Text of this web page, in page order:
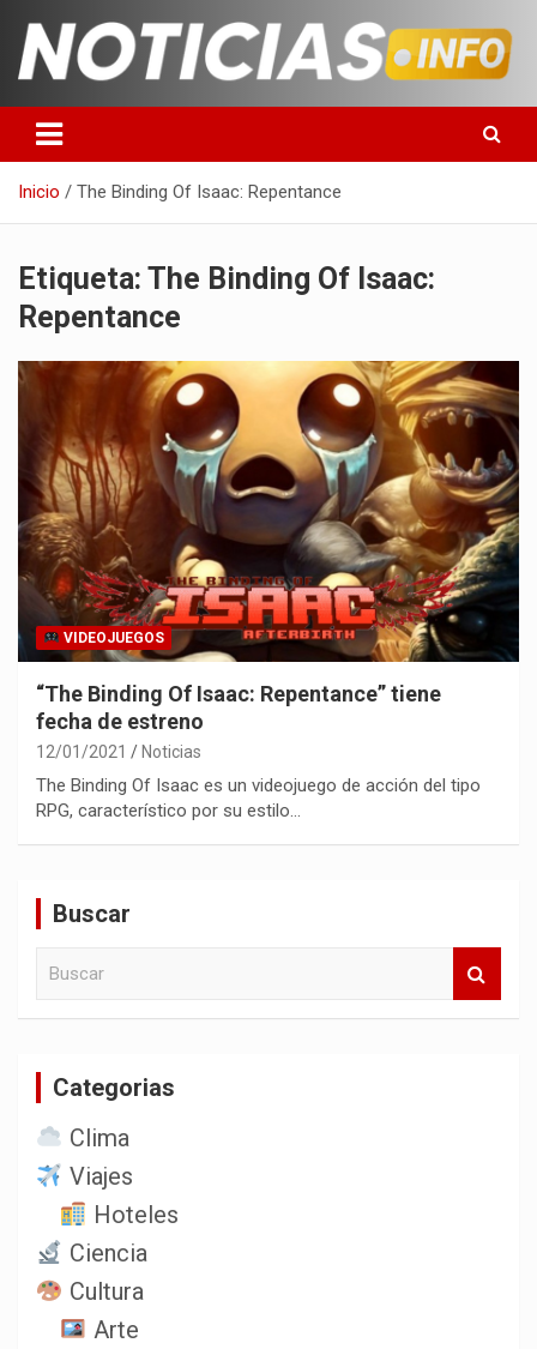
contenido
Noticias en español
Inicio The Binding Of Isaac: Repentance
Etiqueta: The Binding Of Isaac:
Repentance
VIDEOJUEGOS
“The Binding Of Isaac: Repentance” tiene
fecha de estreno
12/01/2021 Noticias
The Binding Of Isaac es un videojuego de acción del tipo
RPG, característico por su estilo…
Buscar
Categorias
Clima
Viajes
Hoteles
Ciencia
Cultura
Arte